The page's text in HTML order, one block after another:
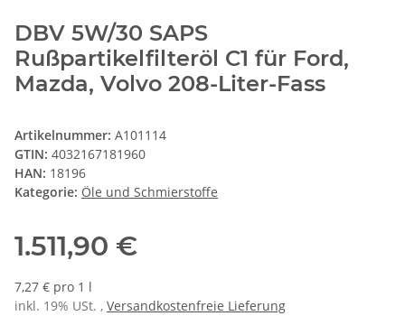
DBV 5W/30 SAPS
Rußpartikelfilteröl C1 für Ford,
Mazda, Volvo 208-Liter-Fass
Artikelnummer: A101114
GTIN: 4032167181960
HAN: 18196
Kategorie: Öle und Schmierstoffe
1.511,90 €
7,27 € pro 1 l
inkl. 19% USt. , Versandkostenfreie Lieferung